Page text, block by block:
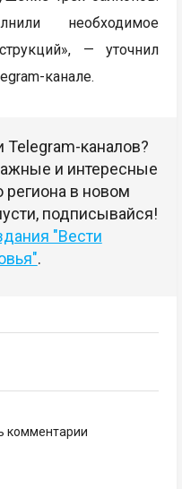
необходимое
— уточнил
канале.
Telegram-каналов?
и интересные
региона в новом
подписывайся!
"Вести
.
комментарии